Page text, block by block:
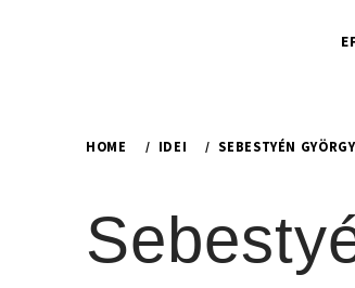
HOME IDEI SEBESTYÉN